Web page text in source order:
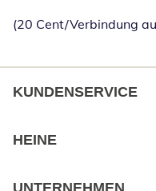
(20 Cent/Verbindung
KUNDENSERVICE
HEINE